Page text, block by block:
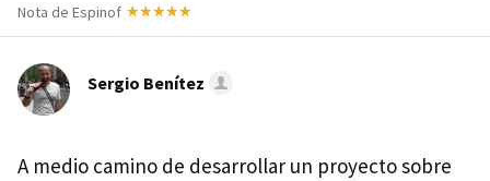
Nota de Espinof
Sergio Benítez
A medio camino de desarrollar un proyecto sobre